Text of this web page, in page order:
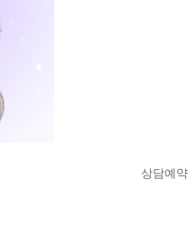
상담예약